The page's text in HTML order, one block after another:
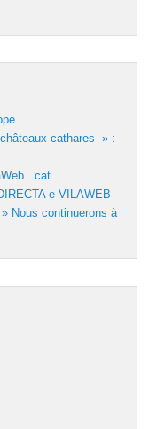
cathares » :
. cat
e VILAWEB
Nous continuerons à